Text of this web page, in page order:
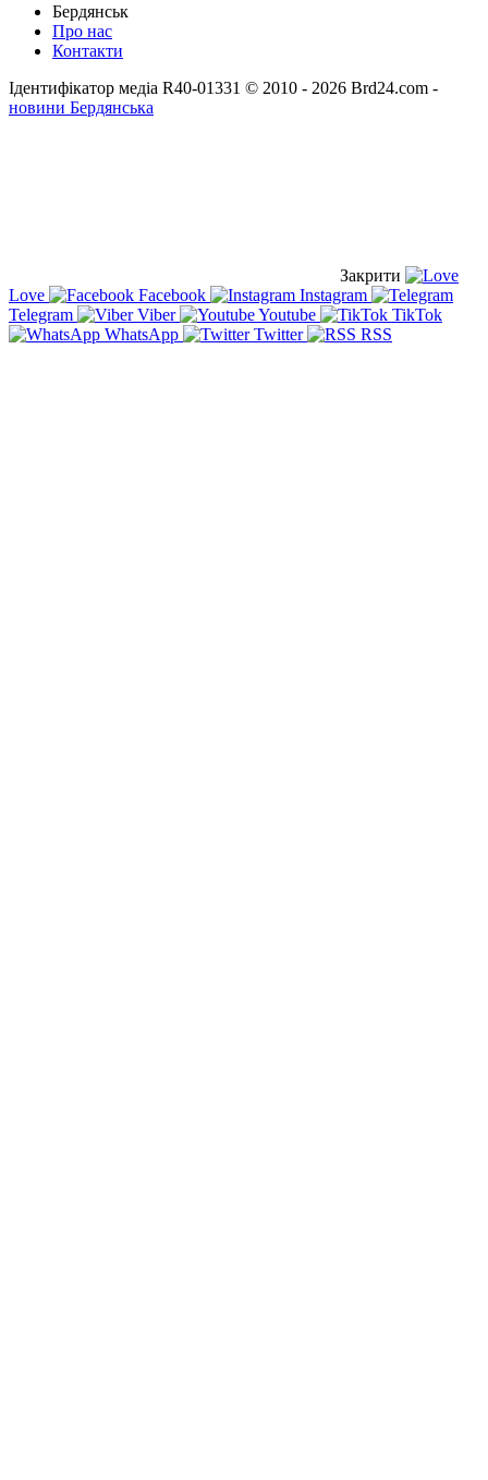
Бердянськ
Про нас
Контакти
Ідентифікатор медіа R40-01331 © 2010 - 2026 Brd24.com -
новини Бердянська
Закрити
Love
Facebook
Instagram
Telegram
Viber Youtube
TikTok
WhatsApp
Twitter RSS